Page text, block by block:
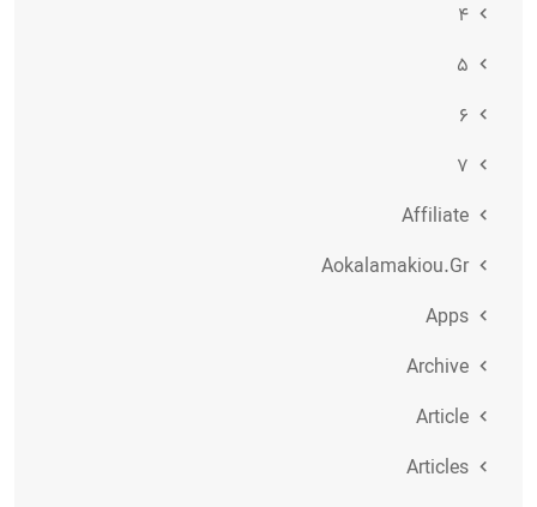
۴
۵
۶
۷
Affiliate
Aokalamakiou.gr
Apps
Archive
Article
Articles